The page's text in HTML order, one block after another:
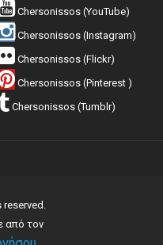
Chersonissos (YouTube)
Chersonissos (Instagram)
Chersonissos (Flickr)
Chersonissos (Pinterest )
Chersonissos (Tumblr)
reserved.
από τον